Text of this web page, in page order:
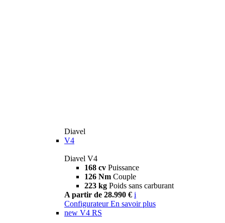
Diavel
V4
Diavel V4
168 cv Puissance
126 Nm Couple
223 kg Poids sans carburant
A partir de 28.990 € i
Configurateur En savoir plus
new V4 RS